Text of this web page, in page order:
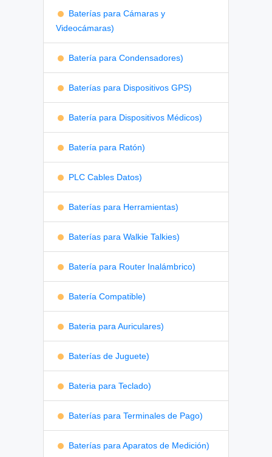
Baterías para Cámaras y
Videocámaras)
Batería para Condensadores)
Baterías para Dispositivos GPS)
Batería para Dispositivos Médicos)
Batería para Ratón)
PLC Cables Datos)
Baterías para Herramientas)
Baterías para Walkie Talkies)
Batería para Router Inalámbrico)
Batería Compatible)
Bateria para Auriculares)
Baterías de Juguete)
Bateria para Teclado)
Baterías para Terminales de Pago)
Baterías para Aparatos de Medición)